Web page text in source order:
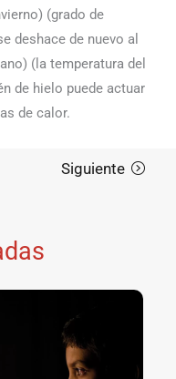
(grado de
deshace de nuevo al
(la temperatura del
de hielo puede actuar
de calor.